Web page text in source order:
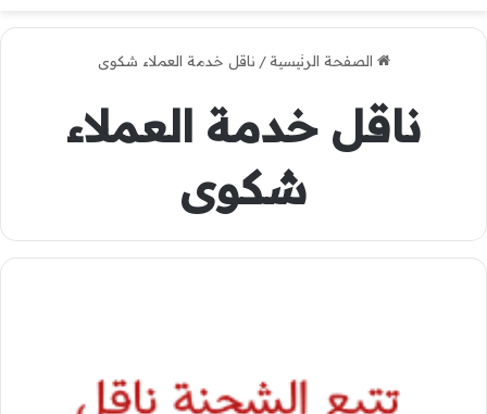
الصفحة الرئيسية / ناقل خدمة العملاء شكوى
ناقل خدمة العملاء
شكوى